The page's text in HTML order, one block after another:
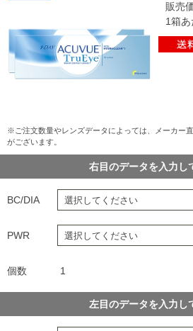
販売
1箱
※ご注文数量やレンズデータによっては、メーカー
がございます。
右目のデータを入力し
BC/DIA
PWR
個数 1
左目のデータを入力し